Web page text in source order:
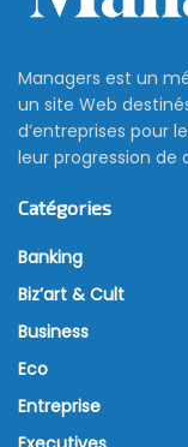
Les dates
manquer
devez
2 mai 2025
Le mois de mai
contribuables
fiscales à
Direction